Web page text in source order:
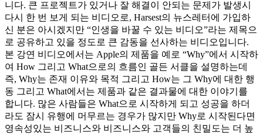
니다. 큰 프로젝트가 있거나 잘 해결이 안되는 문제가 발생시
다시 한 번 보게 되는 비디오로, Harsest의 뉴스레터에 가입하
신 분은 아시겠지만 “인생을 바꿀 수 있는 비디오”라는 제목으
로 공유하고 있을 정도로 큰 감동을 선사하는 비디오입니다.
본 강연 비디오에서는 Apple의 제품을 예로 “Why”에서 시작하
여 How 그리고 What으로의 흐름인 골든 서클을 설명하는데
즉, Why는 존재 이유와 목적 그리고 How는 그 Why에 대한 행
동 그리고 What에서는 제품과 같은 결과물에 대한 이야기를
합니다. 많은 사람들은 What으로 시작하게 되고 성공을 하더
라도 잠시 유행에 머무르는 경우가 많지만 Why로 시작된다면
영속성있는 비즈니스와 비즈니스와 고객들의 친밀도는 더 높